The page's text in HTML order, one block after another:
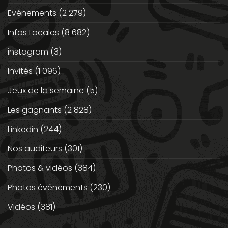
Evénements (2 279)
Infos Locales (8 682)
instagram (3)
Invités (1 096)
Jeux de la semaine (5)
Les gagnants (2 828)
Linkedin (244)
Nos auditeurs (301)
Photos & vidéos (384)
Photos événements (230)
Vidéos (381)